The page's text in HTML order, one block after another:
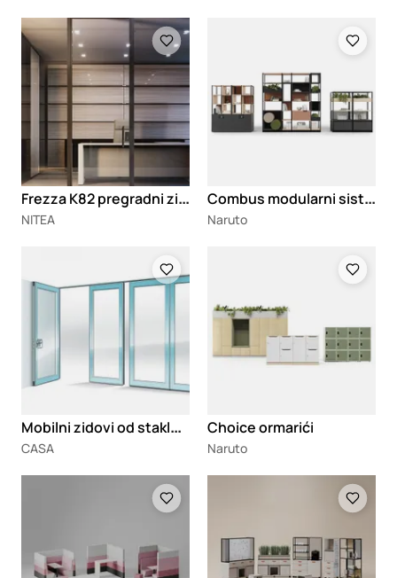
Loading
F
rezza K82 pregradni zidovi
NITEA
C
ombus modularni sistem polica
Naruto
M
obilni zidovi od staklenih panela Visio 100
CASA
Choice ormarići
Naruto